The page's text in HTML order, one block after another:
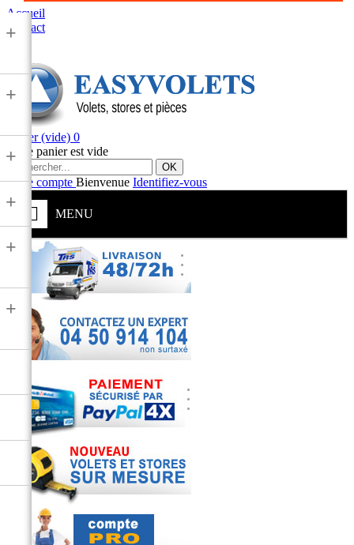
Accueil
Contact
Panier (vide) 0
Votre panier est vide
OK
Votre compte Bienvenue Identifiez-vous
MENU
+
+
+
+
+
+